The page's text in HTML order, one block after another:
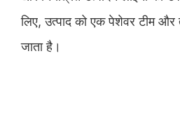
लिए, उत्पाद को एक पेशेवर टीम और
जाता है।